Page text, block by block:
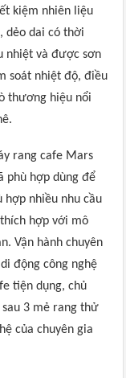
kiệm nhiên liệu
dẻo dai có thời
nhiệt và được sơn
soát nhiệt độ, điều
thương hiệu nổi
rang cafe Mars
phù hợp dùng để
nhiều nhu cầu
hợp với mô
Vận hành chuyên
động công nghệ
tiện dụng, chủ
3 mẻ rang thử
của chuyên gia